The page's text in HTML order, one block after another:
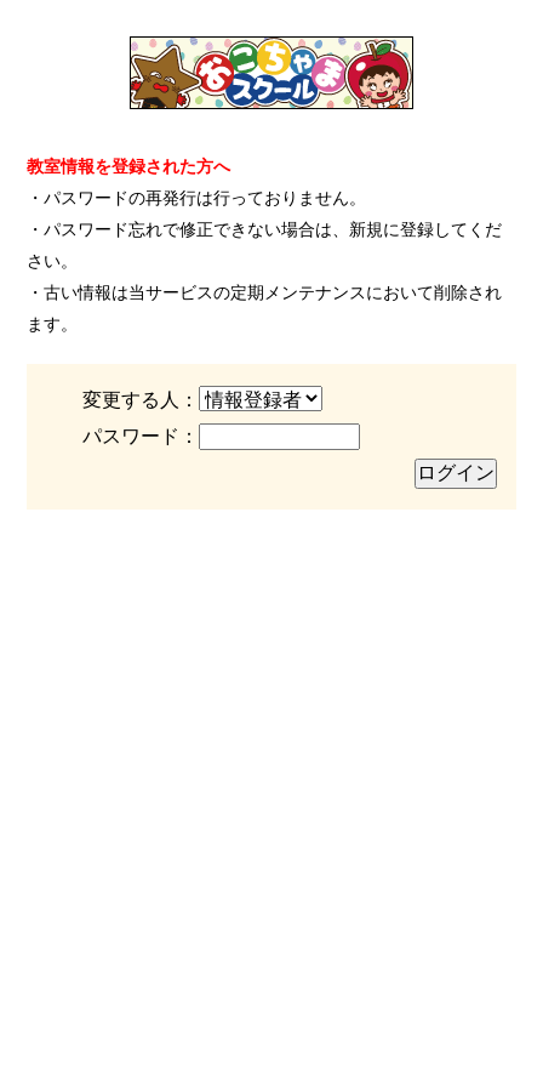
教室情報を登録された方へ
・パスワードの再発行は行っておりません。
・パスワード忘れで修正できない場合は、新規に登録してくだ
さい。
・古い情報は当サービスの定期メンテナンスにおいて削除され
ます。
変更する人：
パスワード：